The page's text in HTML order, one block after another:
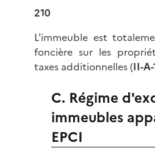
210
L'immeuble est
foncière sur les
taxes additionnelles (II-A-
C. Régime
immeubles
EPCI